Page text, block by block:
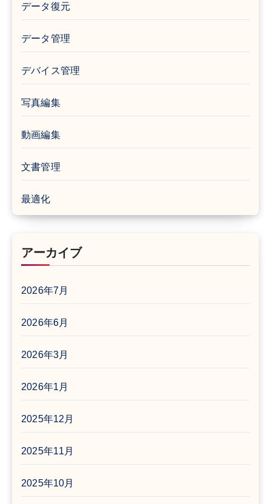
データ復元
データ管理
デバイス管理
写真編集
動画編集
文書管理
最適化
アーカイブ
2026年7月
2026年6月
2026年3月
2026年1月
2025年12月
2025年11月
2025年10月